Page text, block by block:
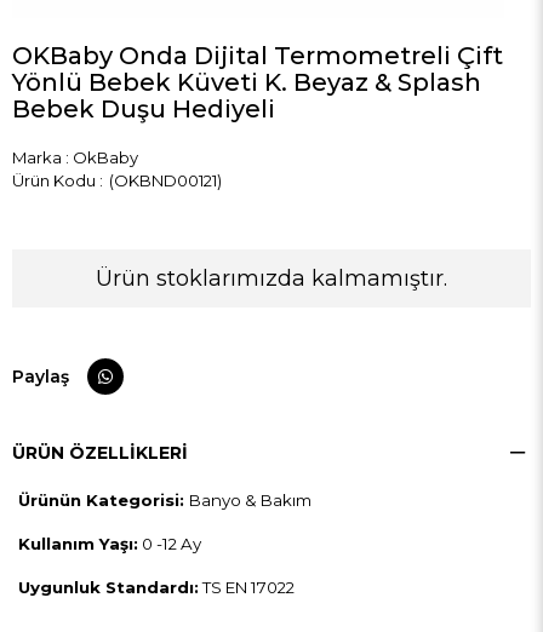
OKBaby Onda Dijital Termometreli Çift
Yönlü Bebek Küveti K. Beyaz & Splash
Bebek Duşu Hediyeli
Marka : OkBaby
(OKBND00121)
Ürün stoklarımızda kalmamıştır.
Paylaş
ÜRÜN ÖZELLIKLERI
Ürünün Kategorisi: Banyo & Bakım
Kullanım Yaşı: 0 -12 Ay
Uygunluk Standardı:TS EN 17022